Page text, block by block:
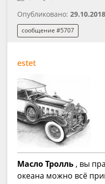
Опубликовано:
сообщение #5707
estet
Масло Тролль , вы
океана можно всё